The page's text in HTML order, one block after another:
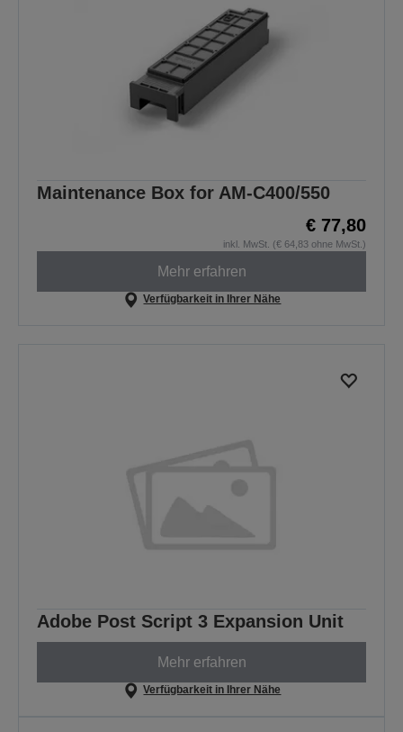
Maintenance Box for AM-C400/550
€ 77,80
inkl. MwSt. (€ 64,83 ohne MwSt.)
Mehr erfahren
Verfügbarkeit in Ihrer Nähe
Adobe Post Script 3 Expansion Unit
Mehr erfahren
Verfügbarkeit in Ihrer Nähe